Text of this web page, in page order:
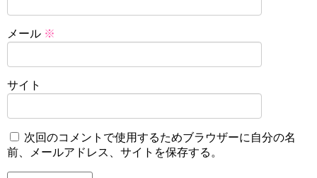
メール ※
サイト
次回のコメントで使用するためブラウザーに自分の名
前、メールアドレス、サイトを保存する。